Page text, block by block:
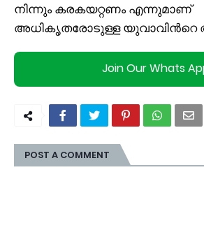
നിന്നും കരകയറ്റണം എന്നുമാണ്
അധികൃതരോടുള്ള യുവാവിന്‍റെ
Join Our Whats
POST A COMMENT